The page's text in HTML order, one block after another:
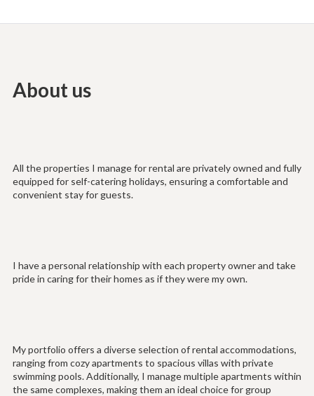
About us
All the properties I manage for rental are privately owned and fully
equipped for self-catering holidays, ensuring a comfortable and
convenient stay for guests.
I have a personal relationship with each property owner and take
pride in caring for their homes as if they were my own.
My portfolio offers a diverse selection of rental accommodations,
ranging from cozy apartments to spacious villas with private
swimming pools. Additionally, I manage multiple apartments within
the same complexes, making them an ideal choice for group